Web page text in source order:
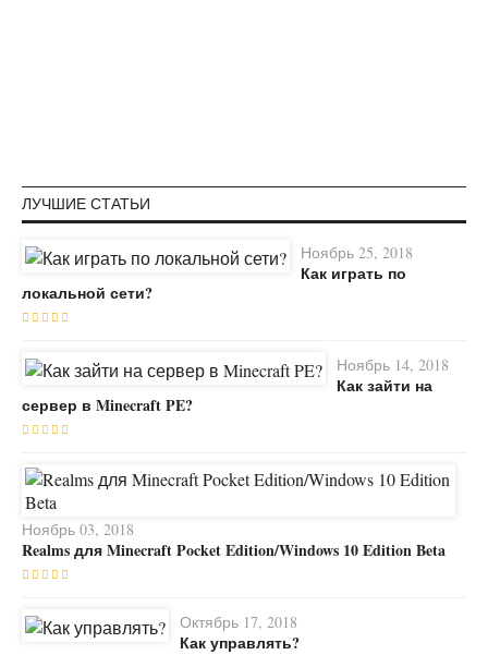
ЛУЧШИЕ СТАТЬИ
Ноябрь 25, 2018
Как играть по
локальной сети?
Ноябрь 14, 2018
Как зайти на
сервер в Minecraft PE?
Ноябрь 03, 2018
Realms для Minecraft Pocket Edition/Windows 10 Edition Beta
Октябрь 17, 2018
Как управлять?